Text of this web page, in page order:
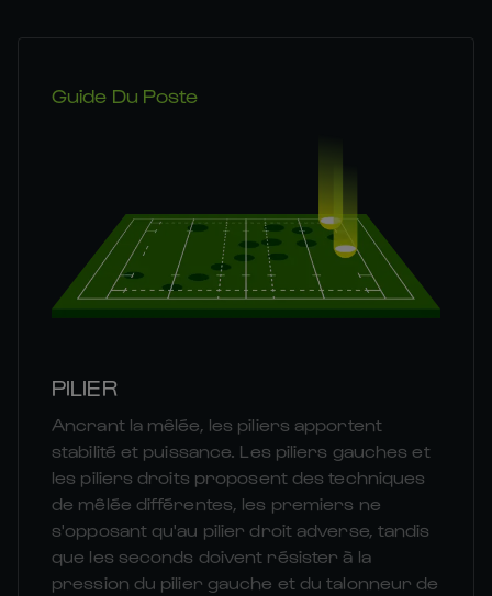
Guide Du Poste
PILIER
Ancrant la mêlée, les piliers apportent
stabilité et puissance. Les piliers gauches et
les piliers droits proposent des techniques
de mêlée différentes, les premiers ne
s'opposant qu'au pilier droit adverse, tandis
que les seconds doivent résister à la
pression du pilier gauche et du talonneur de